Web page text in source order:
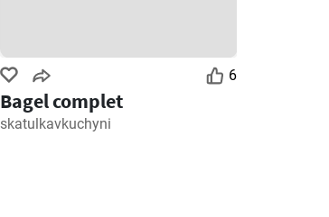
6
Bagel complet
skatulkavkuchyni